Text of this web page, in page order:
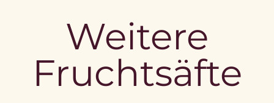
Weitere
Fruchtsäfte